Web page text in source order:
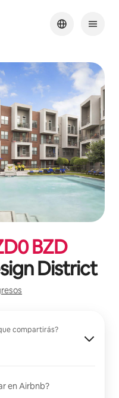
0BZD
District
compartirás?
en Airbnb?